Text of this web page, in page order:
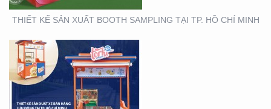
THIẾT KẾ SẢN XUẤT BOOTH SAMPLING TẠI TP. HỒ CHÍ MINH
THIẾT KẾ SẢN XUẤT TỜ
RƠI TOYOTA